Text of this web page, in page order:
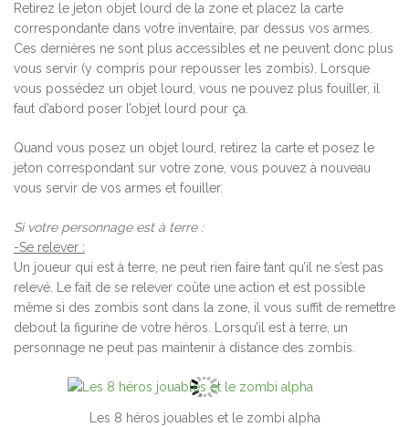
Retirez le jeton objet lourd de la zone et placez la carte
correspondante dans votre inventaire, par dessus vos armes.
Ces dernières ne sont plus accessibles et ne peuvent donc plus
vous servir (y compris pour repousser les zombis). Lorsque
vous possédez un objet lourd, vous ne pouvez plus fouiller, il
faut d’abord poser l’objet lourd pour ça.
Quand vous posez un objet lourd, retirez la carte et posez le
jeton correspondant sur votre zone, vous pouvez à nouveau
vous servir de vos armes et fouiller.
Si votre personnage est à terre :
-Se relever :
Un joueur qui est à terre, ne peut rien faire tant qu’il ne s’est pas
relevé. Le fait de se relever coûte une action et est possible
même si des zombis sont dans la zone, il vous suffit de remettre
debout la figurine de votre héros. Lorsqu’il est à terre, un
personnage ne peut pas maintenir à distance des zombis.
Les 8 héros jouables et le zombi alpha